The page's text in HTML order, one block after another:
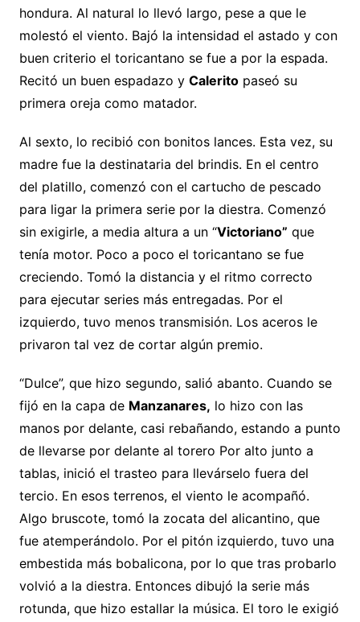
hondura. Al natural lo llevó largo, pese a que le
molestó el viento. Bajó la intensidad el astado y con
buen criterio el toricantano se fue a por la espada.
Recitó un buen espadazo y Caleritopaseó su
primera oreja como matador.
Al sexto, lo recibió con bonitos lances. Esta vez, su
madre fue la destinataria del brindis. En el centro
del platillo, comenzó con el cartucho de pescado
para ligar la primera serie por la diestra. Comenzó
sin exigirle, a media altura a un “Victoriano” que
tenía motor. Poco a poco el toricantano se fue
creciendo. Tomó la distancia y el ritmo correcto
para ejecutar series más entregadas. Por el
izquierdo, tuvo menos transmisión. Los aceros le
privaron tal vez de cortar algún premio.
“Dulce”, que hizo segundo, salió abanto. Cuando se
fijó en la capa de Manzanares, lo hizo con las
manos por delante, casi rebañando, estando a punto
de llevarse por delante al torero Por alto junto a
tablas, inició el trasteo para llevárselo fuera del
tercio. En esos terrenos, el viento le acompañó.
Algo bruscote, tomó la zocata del alicantino, que
fue atemperándolo. Por el pitón izquierdo, tuvo una
embestida más bobalicona, por lo que tras probarlo
volvió a la diestra. Entonces dibujó la serie más
rotunda, que hizo estallar la música. El toro le exigió